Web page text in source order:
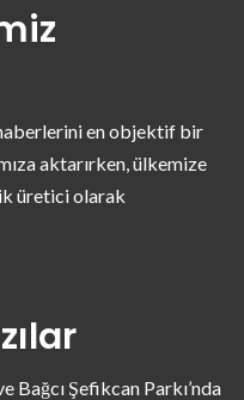
en objektif bir
aktarırken, ülkemize
üretici olarak
Bağcı Şefikcan Parkı’nda